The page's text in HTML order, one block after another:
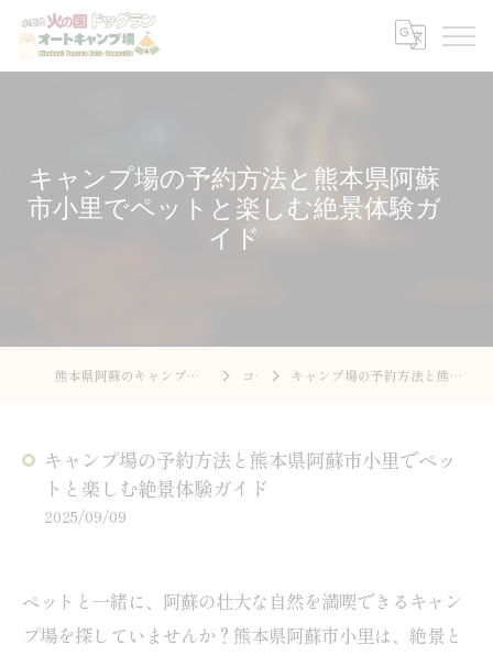
キャンプ場の予約方法と熊本県阿蘇
市小里でペットと楽しむ絶景体験ガ
イド
熊本県阿蘇のキャンプ場なら火の国ドッグラン オートキャンプ場 コラム キャンプ場の予約方法と熊本県阿蘇市小里でペットと楽しむ絶景体験ガイド
キャンプ場の予約方法と熊本県阿蘇市小里でペッ
トと楽しむ絶景体験ガイド
2025/09/09
ペットと一緒に、阿蘇の壮大な自然を満喫できるキャン
プ場を探していませんか？熊本県阿蘇市小里は、絶景と